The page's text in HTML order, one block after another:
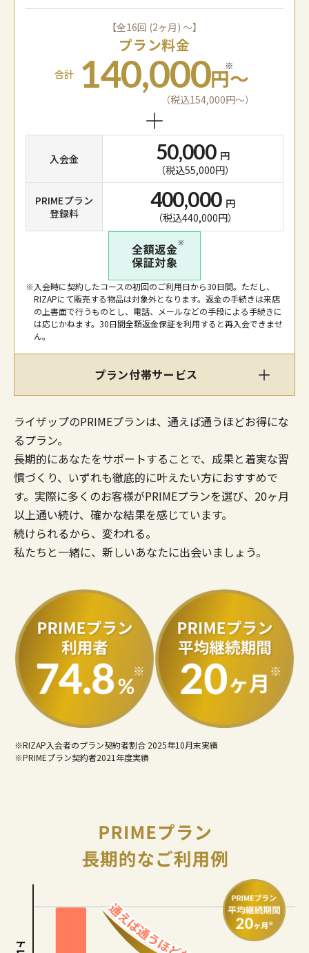
【全16回 (2ヶ月) 〜】
プラン料金
合計 140,000円〜
※
（税込154,000円〜）
入会金 50,000 円
（税込55,000円）
PRIMEプラン
登録料
400,000 円
（税込440,000円）
※入会時に契約したコースの初回のご利用日から30日間。ただし、
RIZAPにて販売する物品は対象外となります。返金の手続きは来店
の上書面で行うものとし、電話、メールなどの手段による手続きに
は応じかねます。30日間全額返金保証を利用すると再入会できませ
ん。
プラン付帯サービス
ライザップのPRIMEプランは、通えば通うほどお得にな
るプラン。
長期的にあなたをサポートすることで、成果と着実な習
慣づくり、いずれも徹底的に叶えたい方におすすめで
す。実際に多くのお客様がPRIMEプランを選び、20ヶ月
以上通い続け、確かな結果を感じています。
続けられるから、変われる。
私たちと一緒に、新しいあなたに出会いましょう。
RIZAP入会者のプラン契約者割合 2025年10月末実績
PRIMEプラン契約者2021年度実績